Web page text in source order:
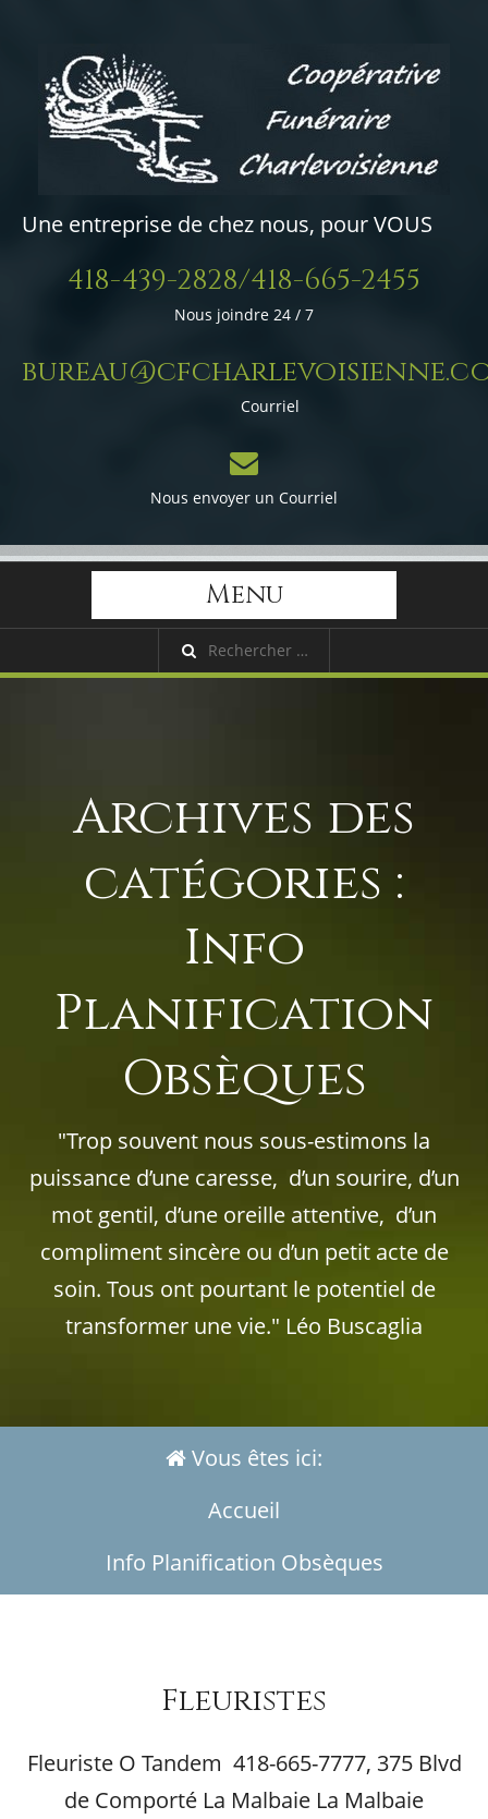
Une entreprise de chez nous, pour VOUS
418-439-2828/418-665-2455
Nous joindre 24 / 7
Courriel
Nous envoyer un Courriel
Menu
Archives des
catégories :
Info
Planification
Obsèques
"Trop souvent nous sous-estimons la
puissance d’une caresse, d’un sourire, d’un
mot gentil, d’une oreille attentive, d’un
compliment sincère ou d’un petit acte de
soin. Tous ont pourtant le potentiel de
transformer une vie." Léo Buscaglia
Vous êtes ici:
Accueil
Info Planification Obsèques
Fleuristes
Fleuriste O Tandem 418-665-7777, 375 Blvd
de Comporté La Malbaie La Malbaie